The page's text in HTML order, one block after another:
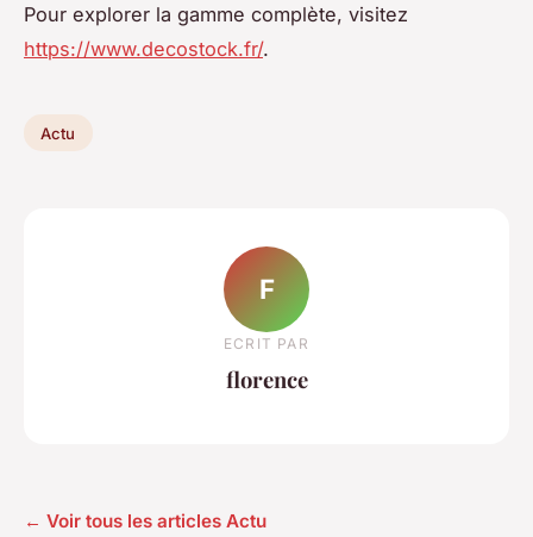
Pour explorer la gamme complète, visitez
https://www.decostock.fr/.
Actu
F
ECRIT PAR
florence
← Voir tous les articles Actu